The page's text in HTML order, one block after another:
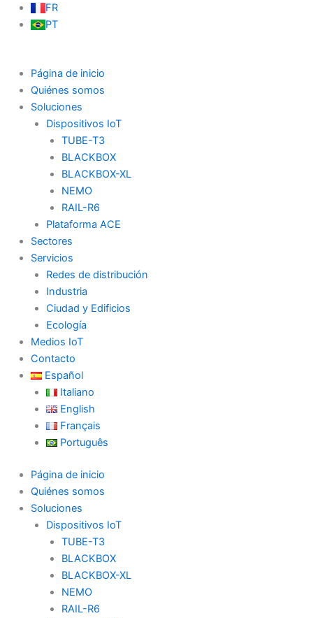
FR
PT
Página de inicio
Quiénes somos
Soluciones
Dispositivos IoT
TUBE-T3
BLACKBOX
BLACKBOX-XL
NEMO
RAIL-R6
Plataforma ACE
Sectores
Servicios
Redes de distribución
Industria
Ciudad y Edificios
Ecología
Medios IoT
Contacto
Español
Italiano
English
Français
Português
Página de inicio
Quiénes somos
Soluciones
Dispositivos IoT
TUBE-T3
BLACKBOX
BLACKBOX-XL
NEMO
RAIL-R6